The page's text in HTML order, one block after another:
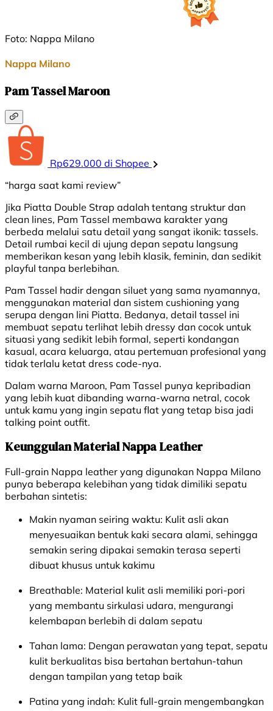
Foto: Nappa Milano
Nappa Milano
Pam Tassel Maroon
Rp629.000 di Shopee
“harga saat kami review”
Jika Piatta Double Strap adalah tentang struktur dan
clean lines, Pam Tassel membawa karakter yang
berbeda melalui satu detail yang sangat ikonik: tassels.
Detail rumbai kecil di ujung depan sepatu langsung
memberikan kesan yang lebih klasik, feminin, dan sedikit
playful tanpa berlebihan.
Pam Tassel hadir dengan siluet yang sama nyamannya,
menggunakan material dan sistem cushioning yang
serupa dengan lini Piatta. Bedanya, detail tassel ini
membuat sepatu terlihat lebih dressy dan cocok untuk
situasi yang sedikit lebih formal, seperti kondangan
kasual, acara keluarga, atau pertemuan profesional yang
tidak terlalu ketat dress code-nya.
Dalam warna Maroon, Pam Tassel punya kepribadian
yang lebih kuat dibanding warna-warna netral, cocok
untuk kamu yang ingin sepatu flat yang tetap bisa jadi
talking point outfit.
Keunggulan Material Nappa Leather
Full-grain Nappa leather yang digunakan Nappa Milano
punya beberapa kelebihan yang tidak dimiliki sepatu
berbahan sintetis:
Makin nyaman seiring waktu: Kulit asli akan
menyesuaikan bentuk kaki secara alami, sehingga
semakin sering dipakai semakin terasa seperti
dibuat khusus untuk kakimu
Breathable: Material kulit asli memiliki pori-pori
yang membantu sirkulasi udara, mengurangi
kelembapan berlebih di dalam sepatu
Tahan lama: Dengan perawatan yang tepat, sepatu
kulit berkualitas bisa bertahan bertahun-tahun
dengan tampilan yang tetap baik
Patina yang indah: Kulit full-grain mengembangkan